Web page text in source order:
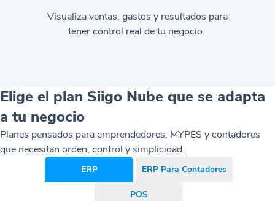
Visualiza ventas, gastos y resultados para
tener control real de tu negocio.
Elige el plan Siigo Nube que se adapta
a tu negocio
Planes pensados para emprendedores, MYPES y contadores
que necesitan orden, control y simplicidad.
ERP ERP Para Contadores
POS